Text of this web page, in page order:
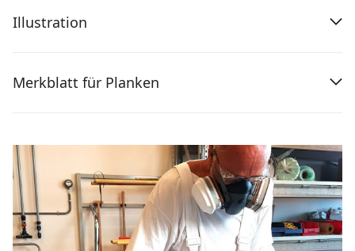
Illustration
Merkblatt für Planken